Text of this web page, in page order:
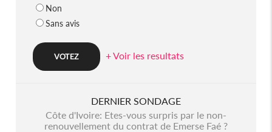
Non
Sans avis
+ Voir les resultats
DERNIER SONDAGE
Côte d'Ivoire: Etes-vous surpris par le non-
renouvellement du contrat de Emerse Faé ?